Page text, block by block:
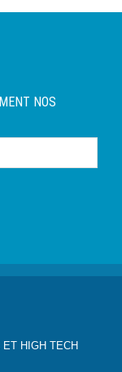
NOS
HIGH TECH